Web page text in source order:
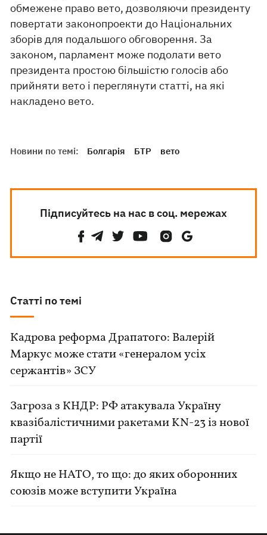
обмежене право вето, дозволяючи президенту
повертати законопроекти до Національних
зборів для подальшого обговорення. За
законом, парламент може подолати вето
президента простою більшістю голосів або
прийняти вето і переглянути статті, на які
накладено вето.
Новини по темі: Болгарія БТР вето
Підписуйтесь на нас в соц. мережах
Статті по темі
Кадрова реформа Драпатого: Валерій
Маркус може стати «генералом усіх
сержантів» ЗСУ
Загроза з КНДР: РФ атакувала Україну
квазібалістичними ракетами KN-23 із нової
партії
Якщо не НАТО, то що: до яких оборонних
союзів може вступити Україна